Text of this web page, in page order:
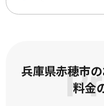
兵庫県赤穂市
料金